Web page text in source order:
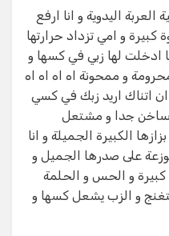
اليدوية و انا ارفع
كبيرة و امي تزداد حرارتها
لها زبي في كسها و
و ممحونة اه اه اه اه
اتناك اريد زبك في كسي
ساخن جدا و مشتعل
الكبيرة الجميلة و انا
على صدرها الجميل و
و الحس و الحلمة
و الزب يشعل كسها و